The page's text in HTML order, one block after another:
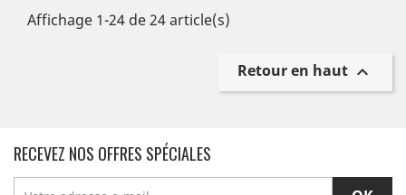
Affichage 1-24 de 24 article(s)
Retour en haut 
RECEVEZ NOS OFFRES SPÉCIALES